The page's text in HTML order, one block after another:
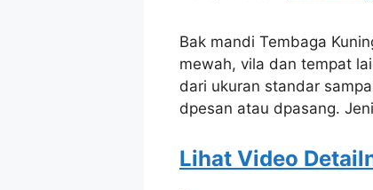
Bak mandi Tembaga
mewah, vila dan tempat
dari ukuran standar
dpesan atau dpasang.
Lihat Video